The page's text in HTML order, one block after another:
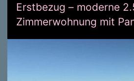
Erstbezug – moderne
Zimmerwohnung mit